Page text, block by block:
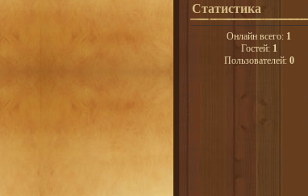
Статистика
Онлайн всего: 1
Гостей: 1
Пользователей: 0